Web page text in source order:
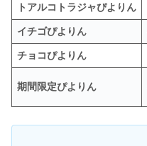
トアルコトラジャぴよりん
イチゴぴよりん
チョコぴよりん
期間限定ぴよりん